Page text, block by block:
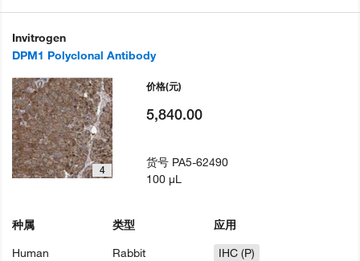
Invitrogen
DPM1 Polyclonal Antibody
4
种属
Human
类型
Rabbit
应用
IHC (P)
价格(元)
5,840.00
货号 PA5-62490
100 µL